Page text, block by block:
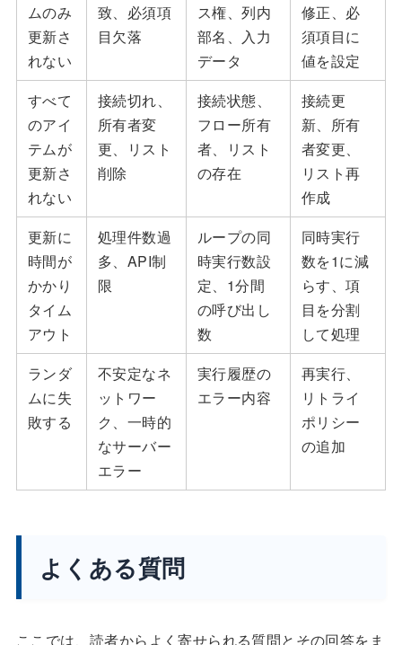
ムのみ
更新さ
れない
致、必須項
目欠落
ス権、列内
部名、入力
データ
修正、必
須項目に
値を設定
すべて
のアイ
テムが
更新さ
れない
接続切れ、
所有者変
更、リスト
削除
接続状態、
フロー所有
者、リスト
の存在
接続更
新、所有
者変更、
リスト再
作成
更新に
時間が
かかり
タイム
アウト
処理件数過
多、API制
限
ループの同
時実行数設
定、1分間
の呼び出し
数
同時実行
数を1に減
らす、項
目を分割
して処理
ランダ
ムに失
敗する
不安定なネ
ットワー
ク、一時的
なサーバー
エラー
実行履歴の
エラー内容
再実行、
リトライ
ポリシー
の追加
よくある質問
ここでは、読者からよく寄せられる質問とその回答をま